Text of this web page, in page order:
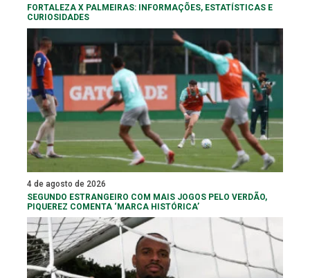
FORTALEZA X PALMEIRAS: INFORMAÇÕES, ESTATÍSTICAS E
CURIOSIDADES
4 de agosto de 2026
SEGUNDO ESTRANGEIRO COM MAIS JOGOS PELO VERDÃO,
PIQUEREZ COMENTA ‘MARCA HISTÓRICA’